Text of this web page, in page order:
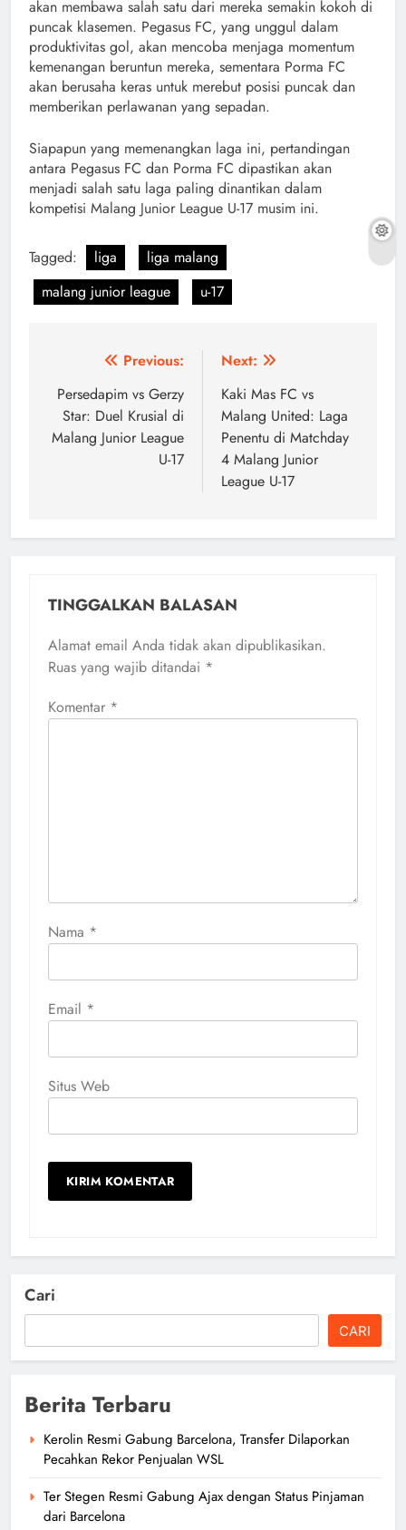
akan membawa salah satu dari mereka semakin kokoh di
puncak klasemen. Pegasus FC, yang unggul dalam
produktivitas gol, akan mencoba menjaga momentum
kemenangan beruntun mereka, sementara Porma FC
akan berusaha keras untuk merebut posisi puncak dan
memberikan perlawanan yang sepadan.
Siapapun yang memenangkan laga ini, pertandingan
antara Pegasus FC dan Porma FC dipastikan akan
menjadi salah satu laga paling dinantikan dalam
kompetisi Malang Junior League U-17 musim ini.
Tagged: liga
liga malang
malang junior league
u-17
Navigasi
pos
Previous:
Persedapim vs Gerzy
Star: Duel Krusial di
Malang Junior League
U-17
Next:
Kaki Mas FC vs
Malang United: Laga
Penentu di Matchday
4 Malang Junior
League U-17
TINGGALKAN BALASAN
Alamat email Anda tidak akan dipublikasikan.
Ruas yang wajib ditandai *
Komentar *
Nama *
Email *
Situs Web
Cari
CARI
Berita Terbaru
Kerolin Resmi Gabung Barcelona, Transfer Dilaporkan
Pecahkan Rekor Penjualan WSL
Ter Stegen Resmi Gabung Ajax dengan Status Pinjaman
dari Barcelona